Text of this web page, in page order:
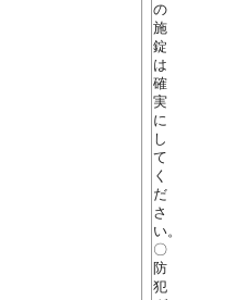
の
施
錠
は
確
実
に
し
て
く
だ
さ
い。
〇
防
犯